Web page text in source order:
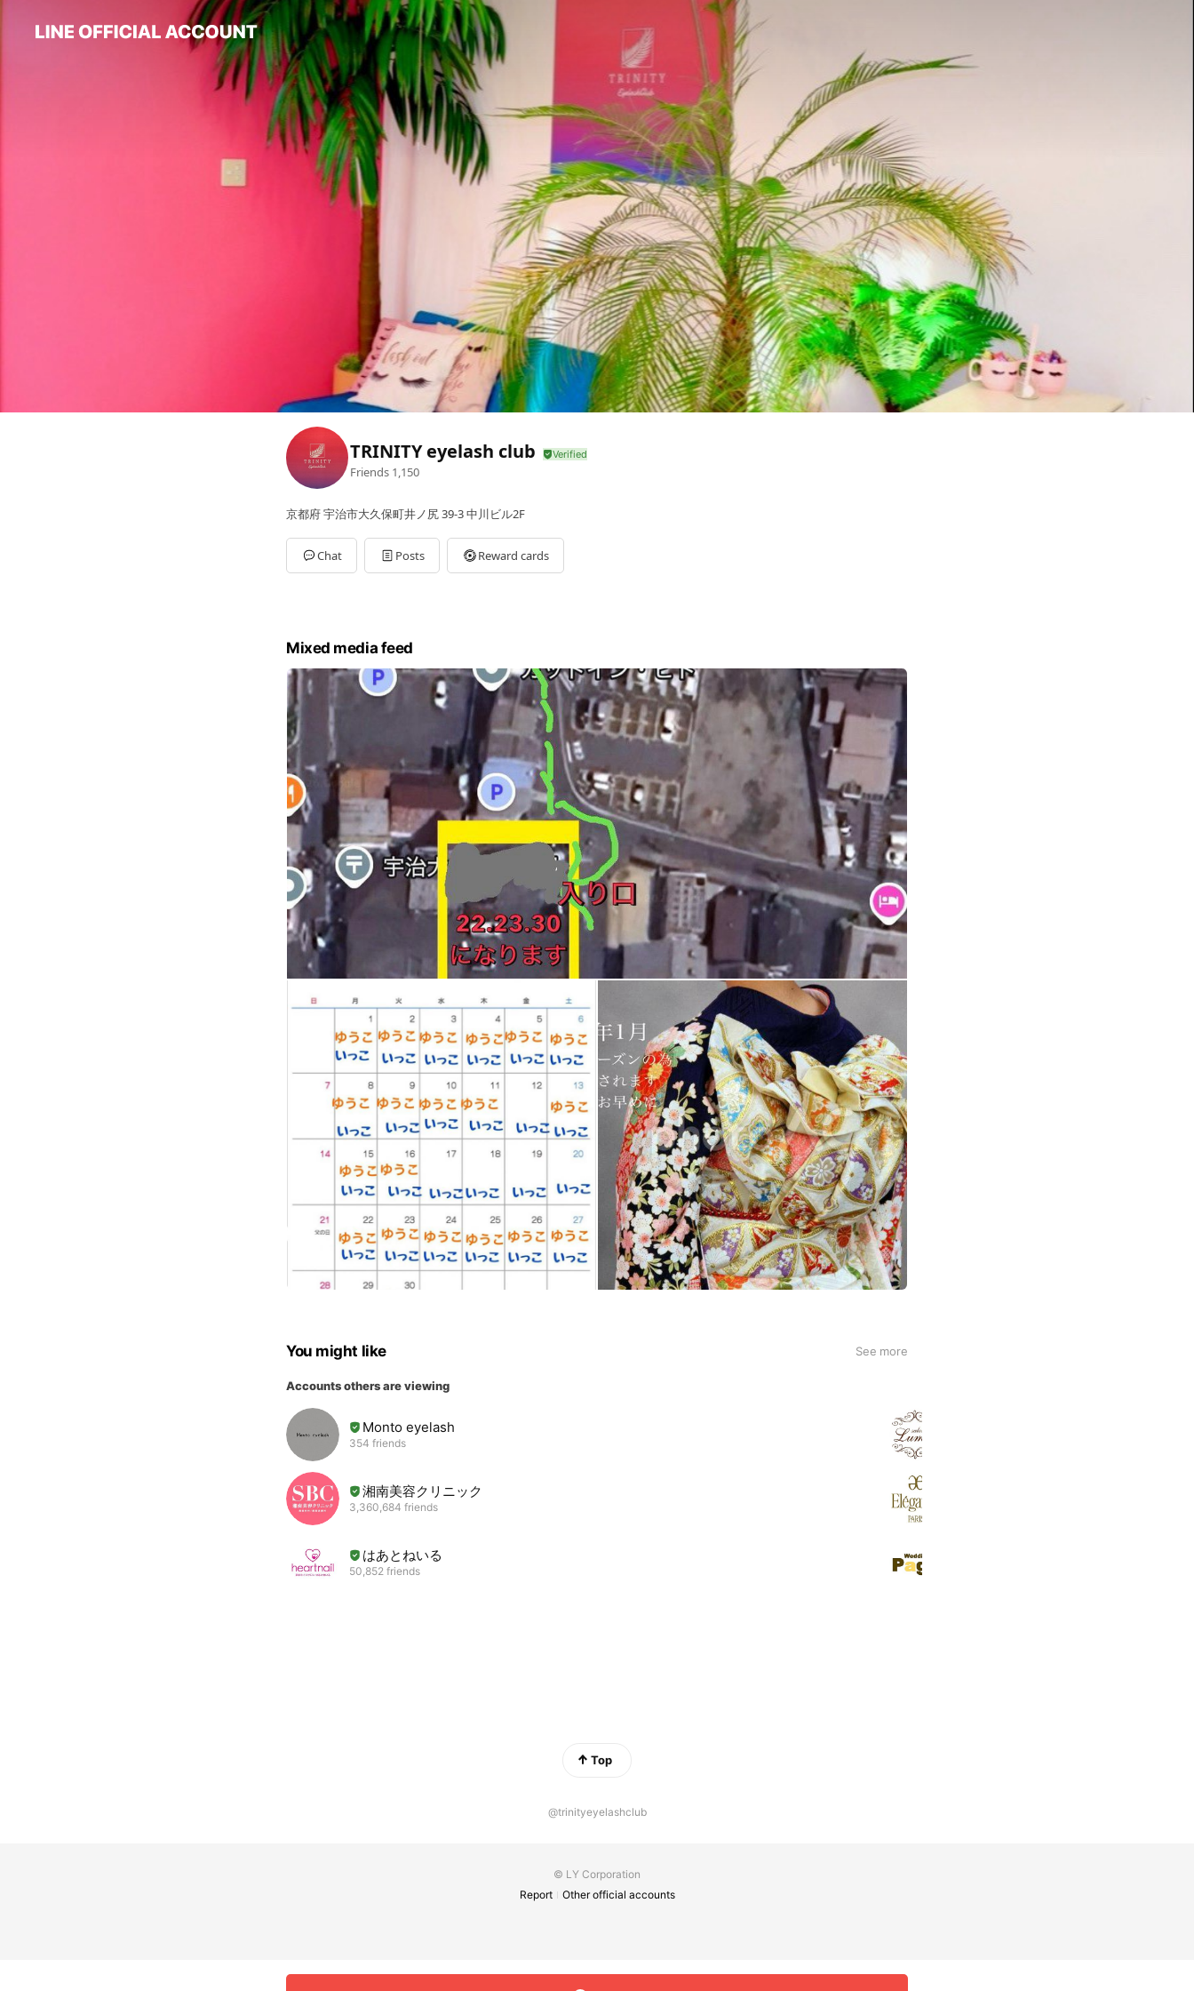
TRINITY eyelash club
Friends 1,150
京都府 宇治市大久保町井ノ尻 39-3 中川ビル2F
Chat Posts Reward cards
Mixed media feed
You might like See more
Accounts others are viewing
Monto eyelash
354 friends
湘南美容クリニック
3,360,684 friends
はあとねいる
50,852 friends
Top
@trinityeyelashclub
© LY Corporation
Report
Other official accounts